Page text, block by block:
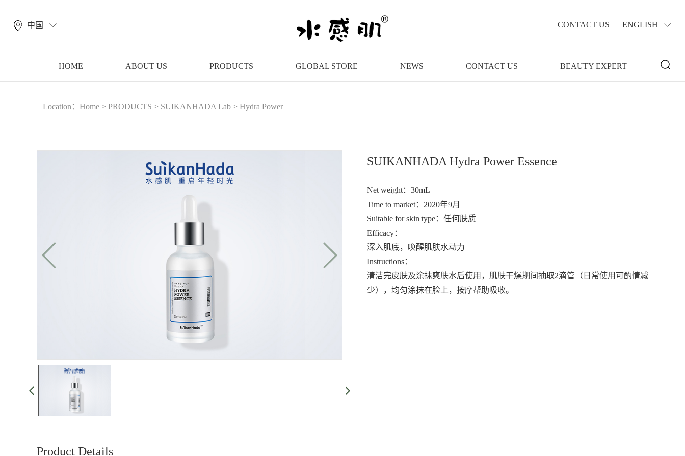
中国 CONTACT US ENGLISH
HOME ABOUT US PRODUCTS GLOBAL STORE NEWS CONTACT US BEAUTY EXPERT
Location： Home > PRODUCTS > SUIKANHADA Lab > Hydra Power
SUIKANHADA Hydra Power Essence
Net weight：30mL
Time to market：2020年9月
Suitable for skin type：任何肤质
Efficacy：
深入肌底，唤醒肌肤水动力
Instructions：
清洁完皮肤及涂抹爽肤水后使用，肌肤干燥期间抽取2滴管（日常使用可酌情减
少），均匀涂抹在脸上，按摩帮助吸收。
Product Details